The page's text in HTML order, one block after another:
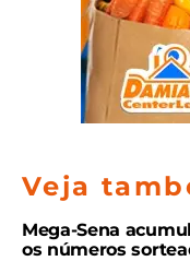
Veja
Mega-Sena
os números